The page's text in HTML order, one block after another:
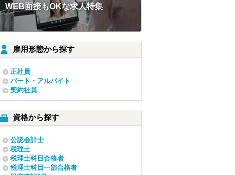
WEB面接もOKな求人特集
雇用形態から探す
正社員
パート・アルバイト
契約社員
資格から探す
公認会計士
税理士
税理士科目合格者
税理士科目一部合格者